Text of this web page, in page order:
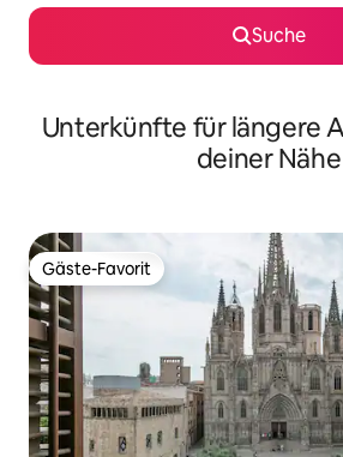
Suche
Unterkünfte für längere
deiner Nähe
Gäste-Favorit
Gäste-Favorit